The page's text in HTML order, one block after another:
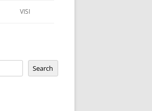
VISI
Search